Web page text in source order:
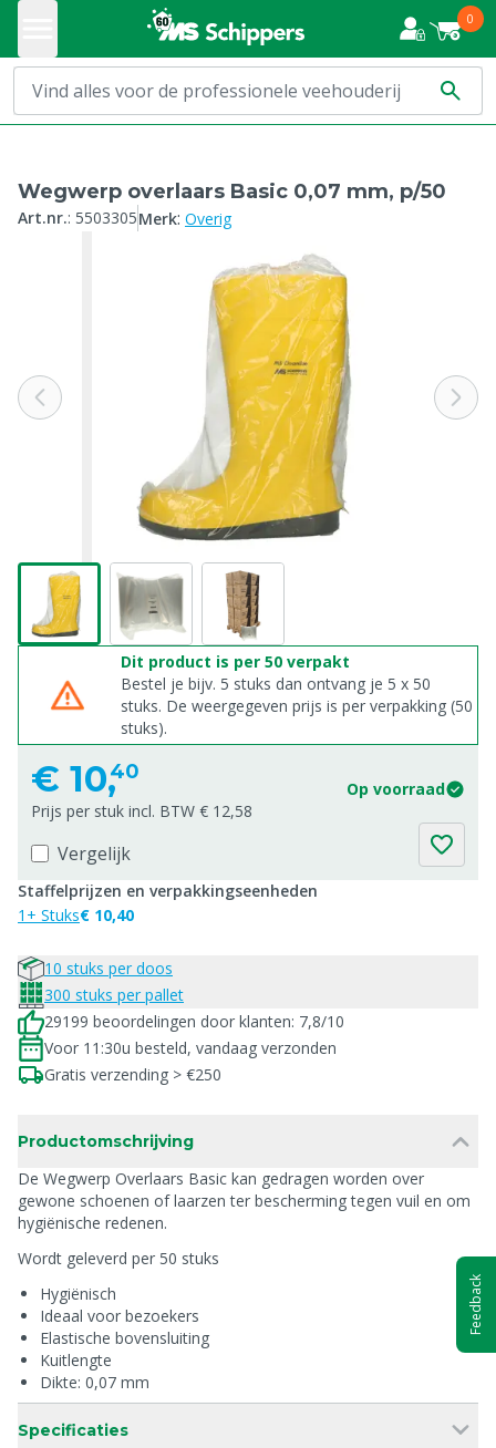
0
Wegwerp overlaars Basic 0,07 mm, p/50
Art.nr.: 5503305Merk: Overig
Dit product is per 50 verpakt
Bestel je bijv. 5 stuks dan ontvang je 5 x 50
stuks. De weergegeven prijs is per verpakking (50
stuks).
€ 10,40
Op voorraad
Prijs per stuk incl. BTW € 12,58
Vergelijk
Staffelprijzen en verpakkingseenheden
1+ Stuks€ 10,40
10 stuks per doos
300 stuks per pallet
29199 beoordelingen door klanten: 7,8/10
Voor 11:30u besteld, vandaag verzonden
Gratis verzending > €250
Productomschrijving
De Wegwerp Overlaars Basic kan gedragen worden over
gewone schoenen of laarzen ter bescherming tegen vuil en om
hygiënische redenen.
Wordt geleverd per 50 stuks
Hygiënisch
Ideaal voor bezoekers
Elastische bovensluiting
Kuitlengte
Dikte: 0,07 mm
Specificaties
Feedback